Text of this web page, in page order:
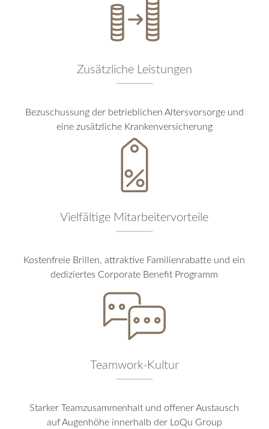
Zusätzliche Leistungen
────
Bezuschussung der betrieblichen Altersvorsorge und
eine zusätzliche Krankenversicherung
Vielfältige Mitarbeitervorteile
────
Kostenfreie Brillen, attraktive Familienrabatte und ein
dediziertes Corporate Benefit Programm
Teamwork-Kultur
────
Starker Teamzusammenhalt und offener Austausch
auf Augenhöhe innerhalb der LoQu Group